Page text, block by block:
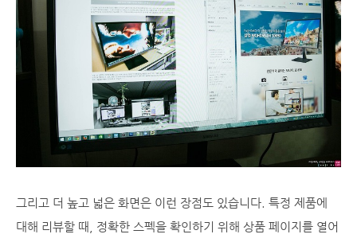
그리고 더 높고 넓은 화면은 이런 장점도 있습니다. 특정 제품에
대해 리뷰할 때, 정확한 스펙을 확인하기 위해 상품 페이지를 열어